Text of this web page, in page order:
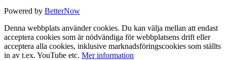
Powered by BetterNow
Denna webbplats använder cookies. Du kan välja mellan att endast
acceptera cookies som är nödvändiga för webbplatsens drift eller
acceptera alla cookies, inklusive marknadsföringscookies som ställts
in av t.ex. YouTube etc. Mer information